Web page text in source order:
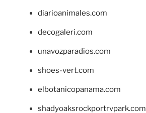
diarioanimales.com
decogaleri.com
unavozparadios.com
shoes-vert.com
elbotanicopanama.com
shadyoaksrockportrvpark.com